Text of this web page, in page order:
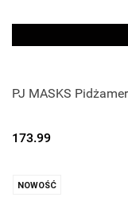
PJ MASKS
173.99
NOWOŚĆ